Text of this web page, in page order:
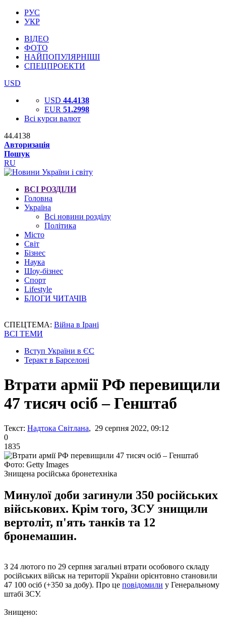
РУС
УКР
ВІДЕО
ФОТО
НАЙПОПУЛЯРНІШІ
СПЕЦПРОЕКТИ
USD
USD 44.4138
EUR 51.2998
Всі курси валют
44.4138
Авторизація
Пошук
RU
ВСІ РОЗДІЛИ
Головна
Україна
Всі новини розділу
Політика
Місто
Світ
Бізнес
Наука
Шоу-бізнес
Спорт
Lifestyle
БЛОГИ ЧИТАЧІВ
СПЕЦТЕМА: Війна в Ірані
ВСІ ТЕМИ
Вступ України в ЄС
Теракт в Барселоні
Втрати армії РФ перевищили
47 тисяч осіб – Генштаб
Текст: Надтока Світлана, 29 серпня 2022, 09:12
0
1835
Фото: Getty Images
Знищена російська бронетехніка
Минулої доби загинули 350 російських
військових. Крім того, ЗСУ знищили
вертоліт, п'ять танків та 12
бронемашин.
З 24 лютого по 29 серпня загальні втрати особового складу
російських військ на території України орієнтовно становили
47 100 осіб (+350 за добу). Про це повідомили у Генеральному
штабі ЗСУ.
Знищено: